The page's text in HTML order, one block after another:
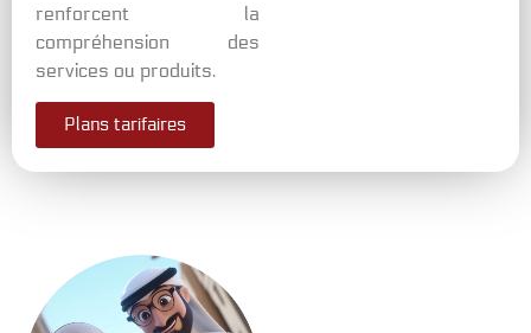
renforcent la
compréhension des
services ou produits.
Plans tarifaires